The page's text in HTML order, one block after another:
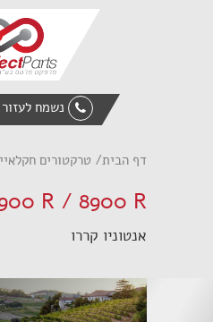
נשמח לעזור 04-8847800
דף הבית טרקטורים
R / 8900 R
אנטוניו קררו